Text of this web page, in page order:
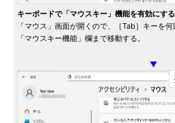
キーボードで「マウスキー」機能を有効にする
「マウス」画面が開くので、［Tab］キーを
「マウスキー機能」欄まで移動する。
▼